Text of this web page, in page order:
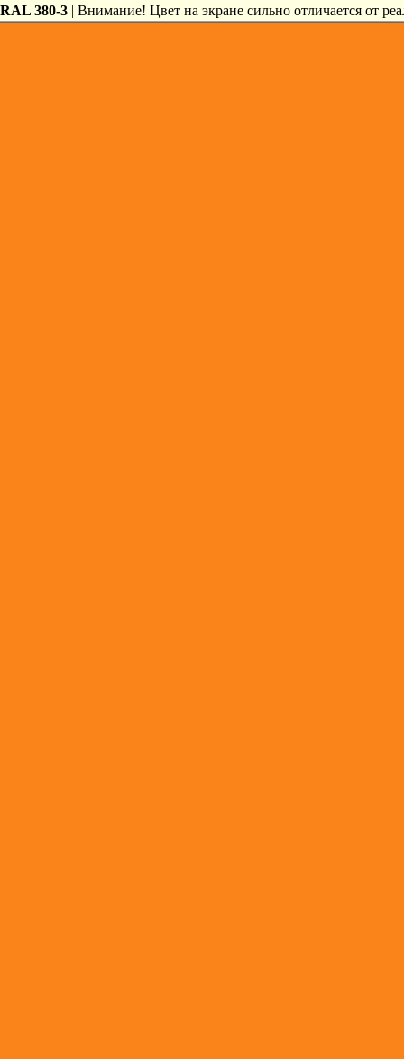
RAL 380-3 | Внимание! Цвет на экране сильно отличается от